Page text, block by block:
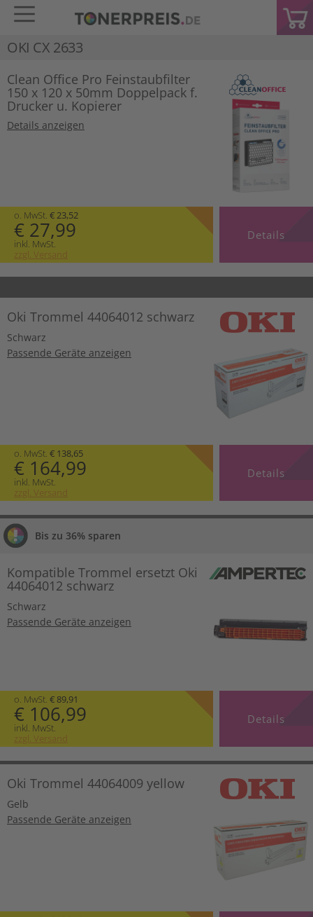
OKI CX 2633
Clean Office Pro Feinstaubfilter
150 x 120 x 50mm Doppelpack f.
Drucker u. Kopierer
Details anzeigen
o. MwSt. € 23,52
€ 27,99
inkl. MwSt.
zzgl. Versand
Details
Oki Trommel 44064012 schwarz
Schwarz
Passende Geräte anzeigen
o. MwSt. € 138,65
€ 164,99
inkl. MwSt.
zzgl. Versand
Details
Bis zu 36% sparen
Kompatible Trommel ersetzt Oki
44064012 schwarz
Schwarz
Passende Geräte anzeigen
o. MwSt. € 89,91
€ 106,99
inkl. MwSt.
zzgl. Versand
Details
Oki Trommel 44064009 yellow
Gelb
Passende Geräte anzeigen